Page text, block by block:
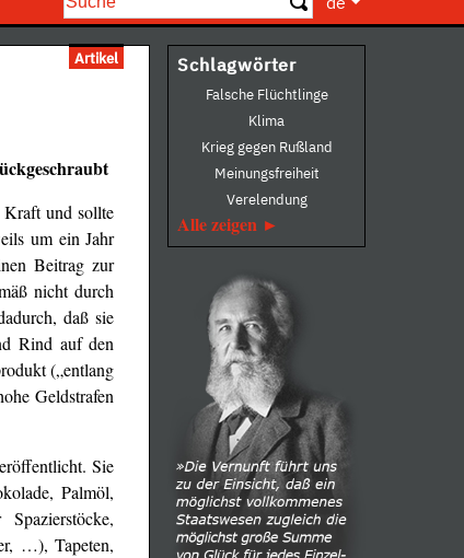
Artikel
und sollte
um ein Jahr
Beitrag zur
nicht durch
daß sie
Rind auf den
(„entlang
Geldstrafen
Sie
Palmöl,
…), Tapeten,
Schlagwörter
Falsche Flüchtlinge
Klima
Krieg gegen Rußland
Meinungsfreiheit
Verelendung
Alle zeigen